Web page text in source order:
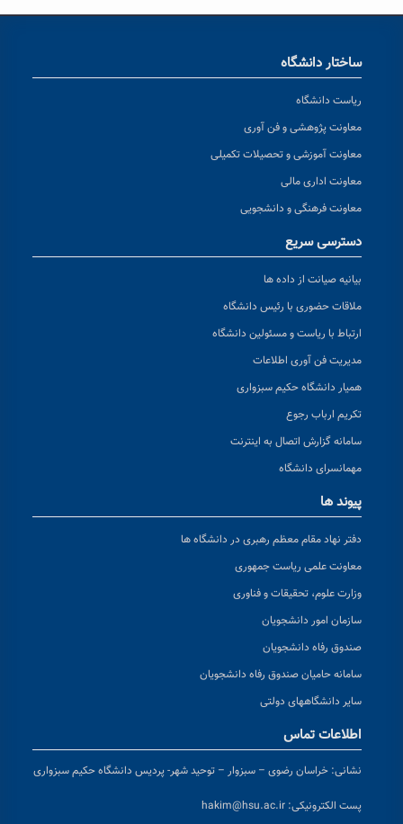
ساختار دانشگاه
ریاست دانشگاه
معاونت پژوهشی و فن آوری
معاونت آموزشی و تحصیلات تکمیلی
معاونت اداری مالی
معاونت فرهنگی و دانشجویی
دسترسی سریع
بیانیه صیانت از داده ها
ملاقات حضوری با رئیس دانشگاه
ارتباط با ریاست و مسئولین دانشگاه
مدیریت فن آوری اطلاعات
همیار دانشگاه حکیم سبزواری
تکریم ارباب رجوع
سامانه گزارش اتصال به اینترنت
مهمانسرای دانشگاه
پیوند ها
دفتر نهاد مقام معظم رهبری در دانشگاه ها
معاونت علمی ریاست جمهوری
وزارت علوم، تحقیقات و فناوری
سازمان امور دانشجویان
صندوق رفاه دانشجویان
سامانه حامیان صندوق رفاه دانشجویان
سایر دانشگاههای دولتی
اطلاعات تماس
نشانی: خراسان رضوی – سبزوار – توحید شهر- پردیس دانشگاه حکیم سبزواری
پست الکترونیکی: hakim@hsu.ac.ir